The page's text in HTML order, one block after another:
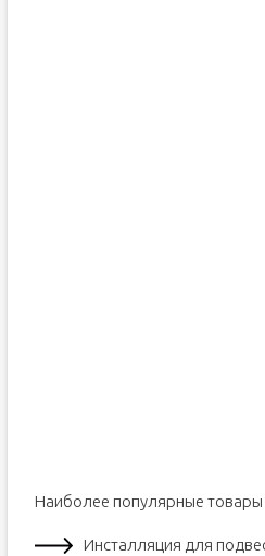
Наиболее популярные товары
Инсталляция для